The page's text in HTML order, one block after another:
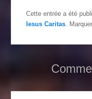
Cette entrée a été
Iesus Caritas .